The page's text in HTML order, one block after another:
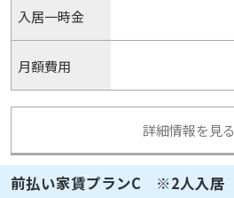
入居一時金
月額費用
詳細情報を見る
前払い家賃プランC ※2人入居